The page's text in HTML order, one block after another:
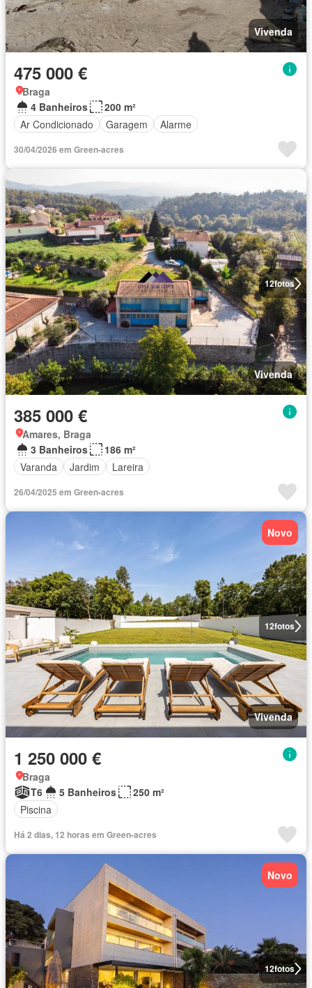
Vivenda
475 000 €
Braga
4 Banheiros
200 m²
Ar Condicionado
Garagem Alarme
30/04/2026 em Green-acres
12fotos
Vivenda
385 000 €
Amares, Braga
3 Banheiros
186 m²
Varanda
Jardim Lareira
26/04/2025 em Green-acres
12fotos
Novo
Vivenda
1 250 000 €
Braga
T6
5 Banheiros
250 m²
Piscina
Há 2 dias, 12 horas em Green-acres
12fotos
Novo